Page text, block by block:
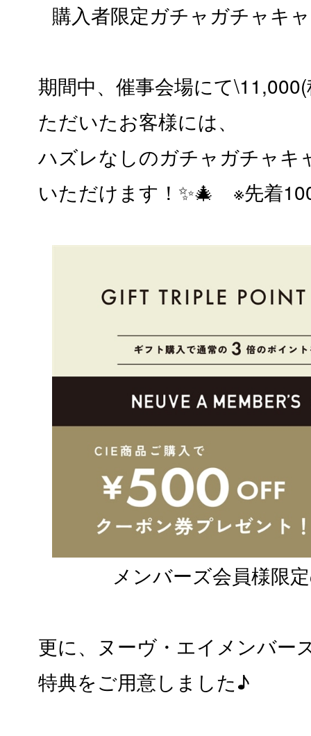
購入者限定ガチャガチャキ
期間中、催事会場にて
ただいたお客様には、
ハズレなしのガチャガチャキ
いただけます！✨🎄 ※先着
メンバーズ会員様限
更に、ヌーヴ・エイメンバー
特典をご用意しました♪